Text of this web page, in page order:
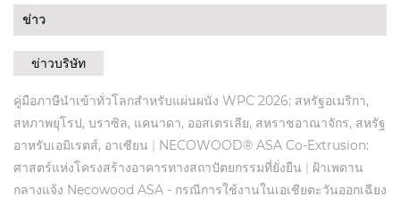
ข่าว
ข่าวบริษัท
คู่มือภาษีนำเข้าทั่วโลกสำหรับแผ่นผนัง WPC 2026: สหรัฐอเมริกา,
สหภาพยุโรป, บราซิล, แคนาดา, ออสเตรเลีย, สหราชอาณาจักร, สหรัฐ
อาหรับเอมิเรตส์, อาเซียน | NECOWOOD® ASA Co-Extrusion:
ศาสตร์แห่งโครงสร้างอาคารทางสถาปัตยกรรมที่ยั่งยืน | ฝ้าเพดาน
กลางแจ้ง Necowood ASA - กรณีการใช้งานในเอเชียตะวันออกเฉียง